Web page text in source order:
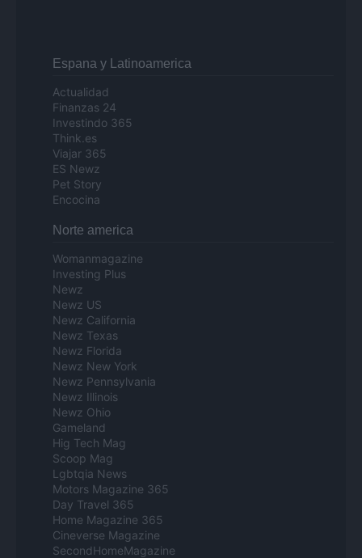
Espana y Latinoamerica
Actualidad
Finanzas 24
Investindo 365
Think.es
Viajar 365
ES Newz
Pet Story
Encocina
Norte america
Womanmagazine
Investing Plus
Newz
Newz US
Newz California
Newz Texas
Newz Florida
Newz New York
Newz Pennsylvania
Newz Illinois
Newz Ohio
Gameland
Hig Tech Mag
Scoop Mag
Lgbtqia News
Motors Magazine 365
Day Travel 365
Home Magazine 365
Cineverse Magazine
SecondHomeMagazine